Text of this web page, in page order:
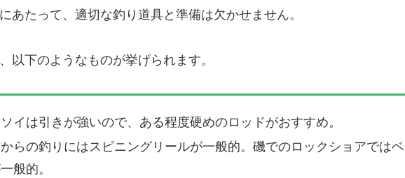
あたって、適切な釣り道具と準備は欠かせません。
以下のようなものが挙げられます。
イは引きが強いので、ある程度硬めのロッドがおすすめ。
らの釣りにはスピニングリールが一般的。磯でのロックショアではベ
般的。